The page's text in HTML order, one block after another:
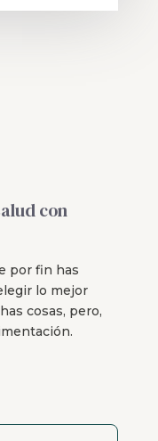
con
por fin has
lo mejor
cosas, pero,